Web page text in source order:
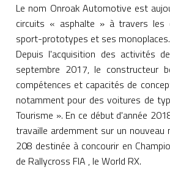
Le nom Onroak Automotive est
circuits « asphalte » à travers les
sport-prototypes et ses monoplaces.
Depuis l'acquisition des activités
septembre 2017, le constructeur
compétences et capacités de
notamment pour des voitures de
Tourisme ». En ce début d'année
travaille ardemment sur un nouveau
208 destinée à concourir en
de Rallycross FIA , le World RX.